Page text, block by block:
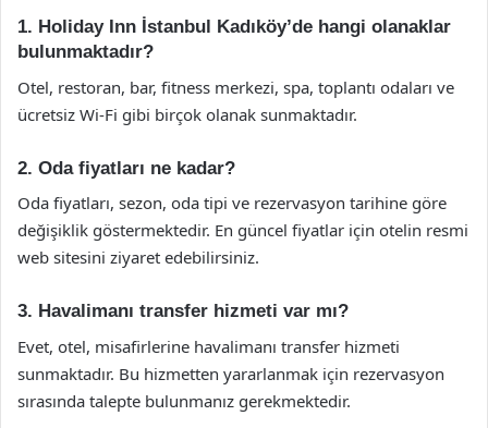
1. Holiday Inn İstanbul Kadıköy’de hangi olanaklar
bulunmaktadır?
Otel, restoran, bar, fitness merkezi, spa, toplantı odaları ve
ücretsiz Wi-Fi gibi birçok olanak sunmaktadır.
2. Oda fiyatları ne kadar?
Oda fiyatları, sezon, oda tipi ve rezervasyon tarihine göre
değişiklik göstermektedir. En güncel fiyatlar için otelin resmi
web sitesini ziyaret edebilirsiniz.
3. Havalimanı transfer hizmeti var mı?
Evet, otel, misafirlerine havalimanı transfer hizmeti
sunmaktadır. Bu hizmetten yararlanmak için rezervasyon
sırasında talepte bulunmanız gerekmektedir.